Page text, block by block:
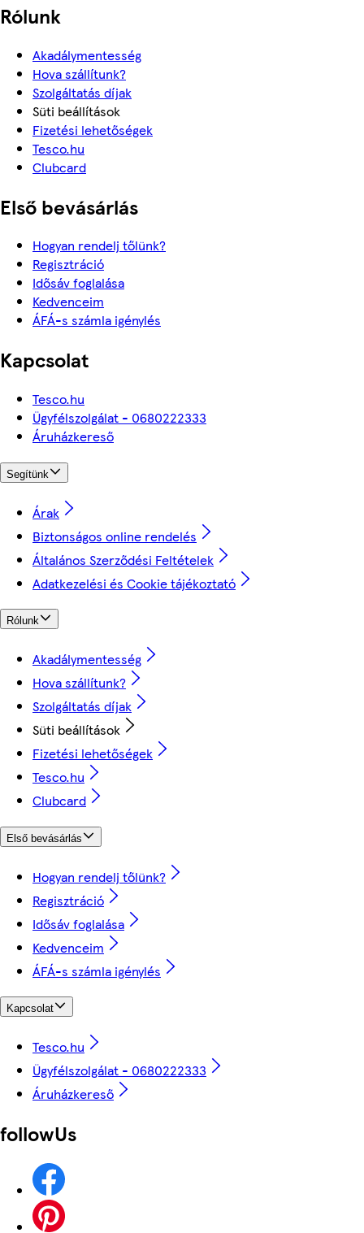
Rólunk
Akadálymentesség
Hova szállítunk?
Szolgáltatás díjak
Süti beállítások
Fizetési lehetőségek
Tesco.hu
Clubcard
Első bevásárlás
Hogyan rendelj tőlünk?
Regisztráció
Idősáv foglalása
Kedvenceim
ÁFÁ-s számla igénylés
Kapcsolat
Tesco.hu
Ügyfélszolgálat - 0680222333
Áruházkereső
Segítünk
Árak
Biztonságos online rendelés
Általános Szerződési Feltételek
Adatkezelési és Cookie tájékoztató
Rólunk
Akadálymentesség
Hova szállítunk?
Szolgáltatás díjak
Süti beállítások
Fizetési lehetőségek
Tesco.hu
Clubcard
Első bevásárlás
Hogyan rendelj tőlünk?
Regisztráció
Idősáv foglalása
Kedvenceim
ÁFÁ-s számla igénylés
Kapcsolat
Tesco.hu
Ügyfélszolgálat - 0680222333
Áruházkereső
followUs